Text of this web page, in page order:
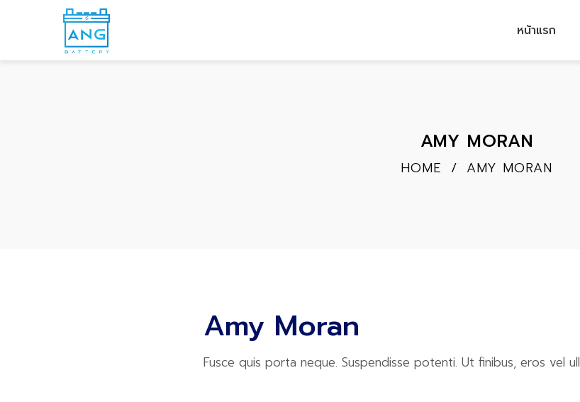
หน้าแรก
AMY MORAN
HOME / AMY MORAN
Amy Moran
Fusce quis porta neque. Suspendisse potenti. Ut finibus, eros vel ull